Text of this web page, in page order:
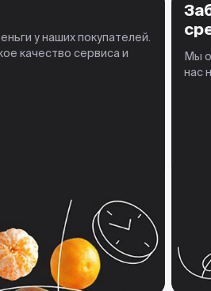
у наших покупателей.
качество сервиса и
Мы
нас